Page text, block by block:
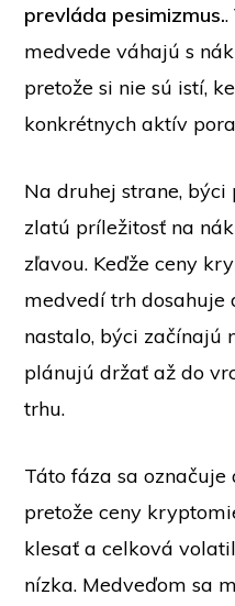
prevláda pesimizmus.
medvede váhajú s
pretože si nie sú istí,
konkrétnych aktív
Na druhej strane,
zlatú príležitosť na
zľavou. Keďže ceny
medvedí trh dosahuje
nastalo, býci začínajú
plánujú držať až do
trhu.
Táto fáza sa
pretože ceny
klesať a celková
nízka. Medveďom sa